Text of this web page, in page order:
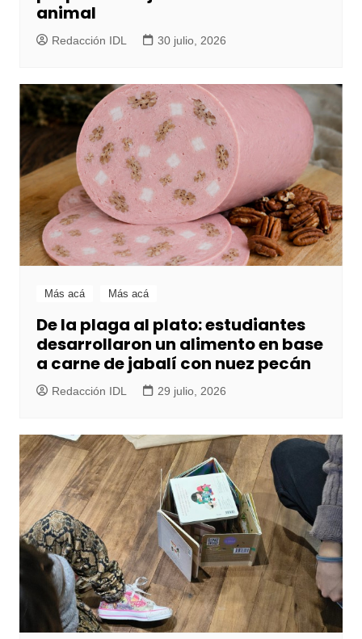
animal
Redacción IDL 30 julio, 2026
Más acá Más acá
De la plaga al plato: estudiantes
desarrollaron un alimento en base
a carne de jabalí con nuez pecán
Redacción IDL 29 julio, 2026